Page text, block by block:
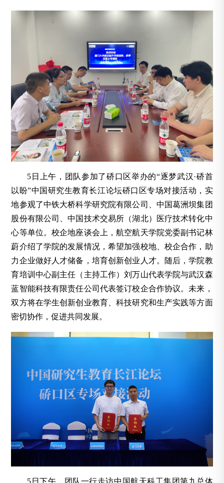
5日上午，团队参加了硚口区举办的“逐梦武汉·硚首
以盼”中国研究生教育长江论坛硚口区专场对接活动，实
地参观了中铁大桥科学研究院有限公司、中国葛洲坝集团
股份有限公司、中国技术交易所（湖北）医疗技术转化中
心等单位。校企地座谈会上，航空航天学院党委副书记林
蔚介绍了学院的发展情况，希望加强校地、校企合作，助
力企业做好人才储备，培育创新创业人才。随后，学院教
育培训中心副主任（主持工作）刘万山代表学院与武汉森
蓝智能科技有限责任公司代表签订校企合作协议。未来，
双方将在学生创新创业教育、科技研究和生产实践等方面
密切协作，促进共同发展。